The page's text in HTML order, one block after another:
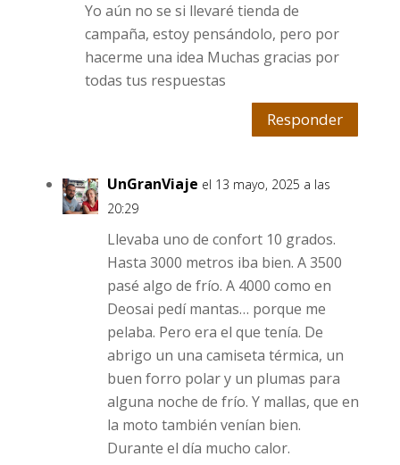
Yo aún no se si llevaré tienda de
campaña, estoy pensándolo, pero por
hacerme una idea Muchas gracias por
todas tus respuestas
Responder
UnGranViaje el 13 mayo, 2025 a las
20:29
Llevaba uno de confort 10 grados.
Hasta 3000 metros iba bien. A 3500
pasé algo de frío. A 4000 como en
Deosai pedí mantas… porque me
pelaba. Pero era el que tenía. De
abrigo un una camiseta térmica, un
buen forro polar y un plumas para
alguna noche de frío. Y mallas, que en
la moto también venían bien.
Durante el día mucho calor.